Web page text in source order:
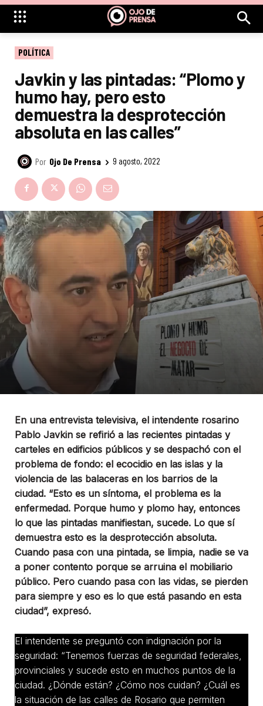
POLÍTICA
Javkin y las pintadas: “Plomo y
humo hay, pero esto
demuestra la desprotección
absoluta en las calles”
Por Ojo De Prensa 9 agosto, 2022
En una entrevista televisiva, el intendente rosarino
Pablo Javkin se refirió a las recientes pintadas y
carteles en edificios públicos y se despachó con el
problema de fondo: el ecocidio en las islas y la
violencia de las balaceras en los barrios de la
ciudad. “Esto es un síntoma, el problema es la
enfermedad. Porque humo y plomo hay, entonces
lo que las pintadas manifiestan, sucede. Lo que sí
demuestra esto es la desprotección absoluta.
Cuando pasa con una pintada, se limpia, nadie se va
a poner contento porque se arruina el mobiliario
público. Pero cuando pasa con las vidas, se pierden
para siempre y eso es lo que está pasando en esta
ciudad”, expresó.
El intendente se preguntó con indignación por la
seguridad: “Tenemos fuerzas de seguridad federales,
provinciales y sucede esto en muchos puntos de la
ciudad. ¿Dónde están? ¿Cómo nos cuidan? ¿Cuál es
la situación de las calles de Rosario que permiten